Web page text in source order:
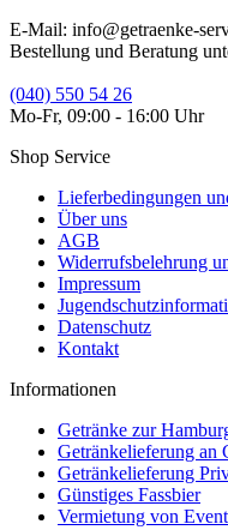
E-Mail: info@getraenke-
Bestellung und Beratung
(040) 550 54 26
Mo-Fr, 09:00 - 16:00 Uhr
Shop Service
Lieferbedingungen
Über uns
AGB
Widerrufsbelehrung
Impressum
Datenschutz
Kontakt
Informationen
Getränke zur
Getränkelieferung an
Getränkelieferung
Günstiges Fassbier
Vermietung von